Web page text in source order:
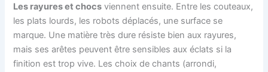
Les rayures et chocs viennent ensuite. Entre les couteaux,
les plats lourds, les robots déplacés, une surface se
marque. Une matière très dure résiste bien aux rayures,
mais ses arêtes peuvent être sensibles aux éclats si la
finition est trop vive. Les choix de chants (arrondi,